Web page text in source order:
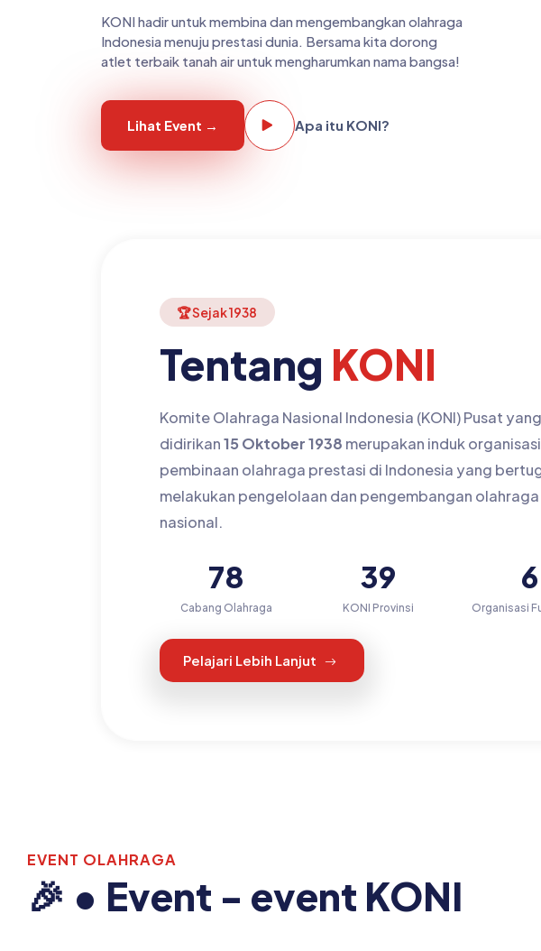
KONI hadir untuk membina dan mengembangkan olahraga
Indonesia menuju prestasi dunia. Bersama kita dorong
atlet terbaik tanah air untuk mengharumkan nama bangsa!
Lihat Event → Apa itu KONI?
🏆 Sejak 1938
Tentang KONI
Komite Olahraga Nasional Indonesia (KONI) Pusat yang
didirikan15 Oktober 1938 merupakan induk organisasi
pembinaan olahraga prestasi di Indonesia yang
melakukan pengelolaan dan pengembangan olahraga
nasional.
78
Cabang Olahraga
39
KONI Provinsi
6
Organisasi
Pelajari Lebih Lanjut
EVENT OLAHRAGA
🎉 • Event - event KONI